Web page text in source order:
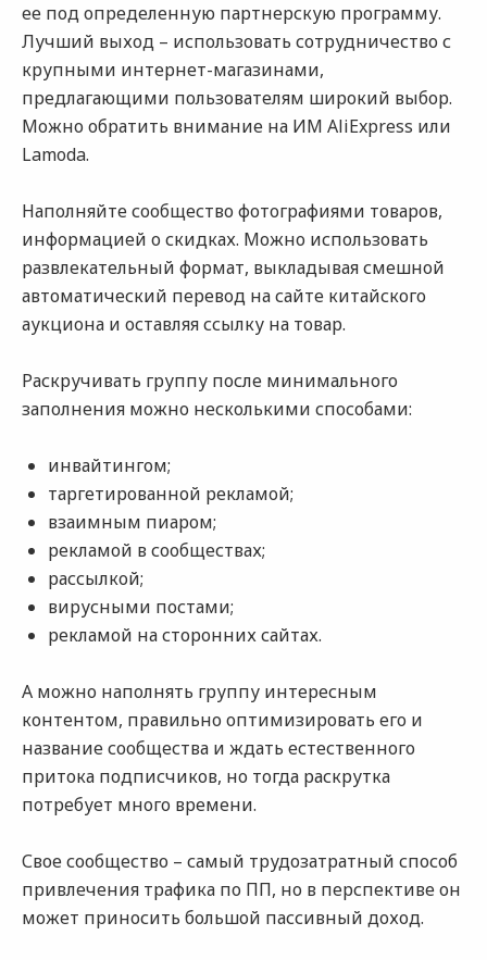
ее под определенную партнерскую программу.
Лучший выход – использовать сотрудничество с
крупными интернет-магазинами,
предлагающими пользователям широкий выбор.
Можно обратить внимание на ИМ AliExpress или
Lamoda.
Наполняйте сообщество фотографиями товаров,
информацией о скидках. Можно использовать
развлекательный формат, выкладывая смешной
автоматический перевод на сайте китайского
аукциона и оставляя ссылку на товар.
Раскручивать группу после минимального
заполнения можно несколькими способами:
инвайтингом;
таргетированной рекламой;
взаимным пиаром;
рекламой в сообществах;
рассылкой;
вирусными постами;
рекламой на сторонних сайтах.
А можно наполнять группу интересным
контентом, правильно оптимизировать его и
название сообщества и ждать естественного
притока подписчиков, но тогда раскрутка
потребует много времени.
Свое сообщество – самый трудозатратный способ
привлечения трафика по ПП, но в перспективе он
может приносить большой пассивный доход.